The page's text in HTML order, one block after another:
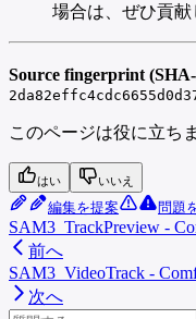
場合は、ぜひ貢献
Source fingerprint
このページは役に立ち
はい いいえ
編集を提案 問題
SAM3_TrackPreview -
前へ
SAM3_VideoTrack -
次へ